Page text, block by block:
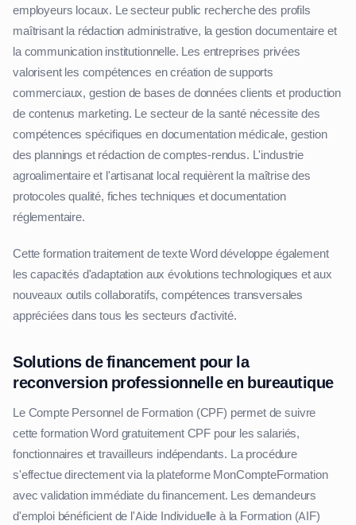
employeurs locaux. Le secteur public recherche des profils
maîtrisant la rédaction administrative, la gestion documentaire et
la communication institutionnelle. Les entreprises privées
valorisent les compétences en création de supports
commerciaux, gestion de bases de données clients et production
de contenus marketing. Le secteur de la santé nécessite des
compétences spécifiques en documentation médicale, gestion
des plannings et rédaction de comptes-rendus. L'industrie
agroalimentaire et l'artisanat local requièrent la maîtrise des
protocoles qualité, fiches techniques et documentation
réglementaire.
Cette formation traitement de texte Word développe également
les capacités d'adaptation aux évolutions technologiques et aux
nouveaux outils collaboratifs, compétences transversales
appréciées dans tous les secteurs d'activité.
Solutions de financement pour la
reconversion professionnelle en bureautique
Le Compte Personnel de Formation (CPF) permet de suivre
cette formation Word gratuitement CPF pour les salariés,
fonctionnaires et travailleurs indépendants. La procédure
s'effectue directement via la plateforme MonCompteFormation
avec validation immédiate du financement. Les demandeurs
d'emploi bénéficient de l'Aide Individuelle à la Formation (AIF)